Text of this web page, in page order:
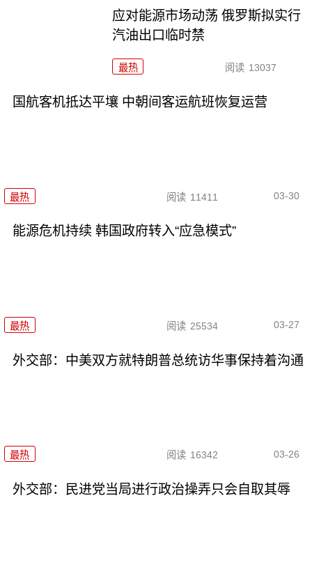
应对能源市场动荡 俄罗斯拟实行
汽油出口临时禁
最热 阅读 13037
国航客机抵达平壤 中朝间客运航班恢复运营
最热 阅读 11411 03-30
能源危机持续 韩国政府转入“应急模式”
最热 阅读 25534 03-27
外交部：中美双方就特朗普总统访华事保持着沟通
最热 阅读 16342 03-26
外交部：民进党当局进行政治操弄只会自取其辱